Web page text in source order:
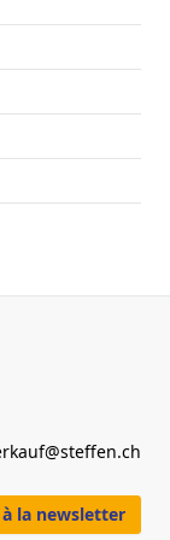
la newsletter